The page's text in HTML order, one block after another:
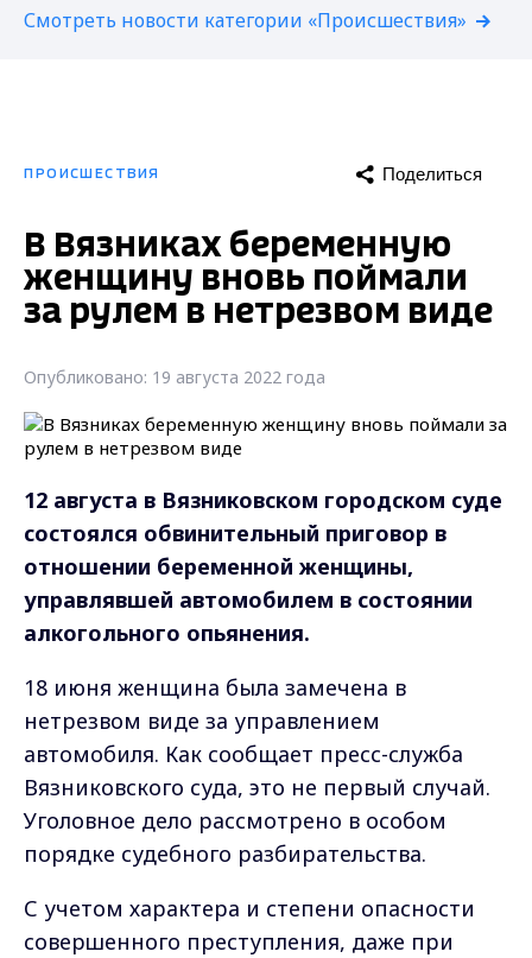
Смотреть новости категории «Происшествия»
ПРОИСШЕСТВИЯ Поделиться
В Вязниках беременную
женщину вновь поймали
за рулем в нетрезвом виде
Опубликовано: 19 августа 2022 года
12 августа в Вязниковском городском суде
состоялся обвинительный приговор в
отношении беременной женщины,
управлявшей автомобилем в состоянии
алкогольного опьянения.
18 июня женщина была замечена в
нетрезвом виде за управлением
автомобиля. Как сообщает пресс-служба
Вязниковского суда, это не первый случай.
Уголовное дело рассмотрено в особом
порядке судебного разбирательства.
С учетом характера и степени опасности
совершенного преступления, даже при